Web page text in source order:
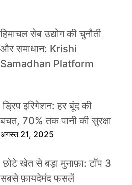
हिमाचल सेब उद्योग की चुनौती
और समाधान: Krishi
Samadhan Platform
ड्रिप इरिगेशन: हर बूंद की
बचत, 70% तक पानी की सुरक्षा
अगस्त 21, 2025
छोटे खेत से बड़ा मुनाफ़ा: टॉप 3
सबसे फ़ायदेमंद फसलें